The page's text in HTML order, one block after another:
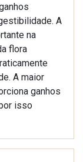
A
na
flora
A maior
ganhos
isso